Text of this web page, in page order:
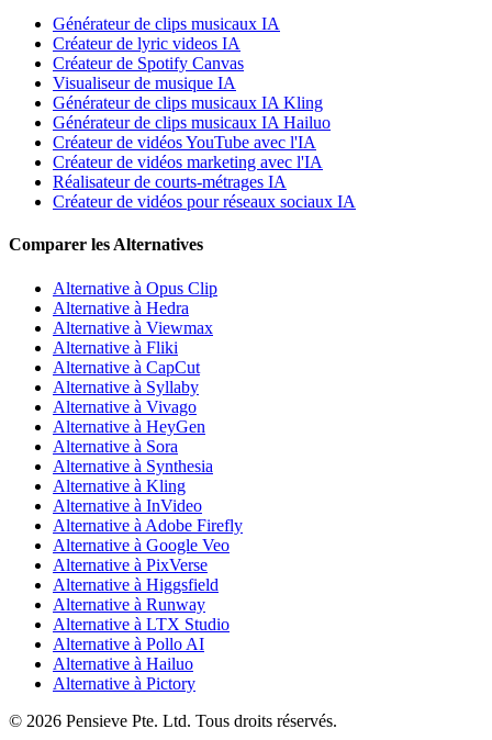
Générateur de clips musicaux IA
Créateur de lyric videos IA
Créateur de Spotify Canvas
Visualiseur de musique IA
Générateur de clips musicaux IA Kling
Générateur de clips musicaux IA Hailuo
Créateur de vidéos YouTube avec l'IA
Créateur de vidéos marketing avec l'IA
Réalisateur de courts-métrages IA
Créateur de vidéos pour réseaux sociaux IA
Comparer les Alternatives
Alternative à Opus Clip
Alternative à Hedra
Alternative à Viewmax
Alternative à Fliki
Alternative à CapCut
Alternative à Syllaby
Alternative à Vivago
Alternative à HeyGen
Alternative à Sora
Alternative à Synthesia
Alternative à Kling
Alternative à InVideo
Alternative à Adobe Firefly
Alternative à Google Veo
Alternative à PixVerse
Alternative à Higgsfield
Alternative à Runway
Alternative à LTX Studio
Alternative à Pollo AI
Alternative à Hailuo
Alternative à Pictory
© 2026 Pensieve Pte. Ltd. Tous droits réservés.